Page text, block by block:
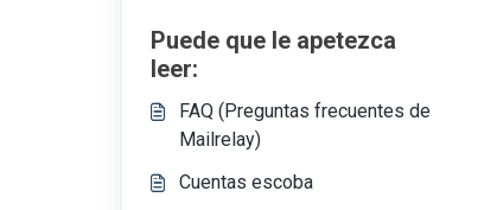
Puede que le apetezca
leer:
FAQ (Preguntas frecuentes de
Mailrelay)
Cuentas escoba